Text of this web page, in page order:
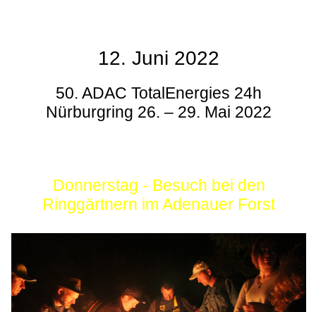
12. Juni 2022
50. ADAC TotalEnergies 24h
Nürburgring 26. – 29. Mai 2022
Donnerstag - Besuch bei den
Ringgärtnern im Adenauer Forst